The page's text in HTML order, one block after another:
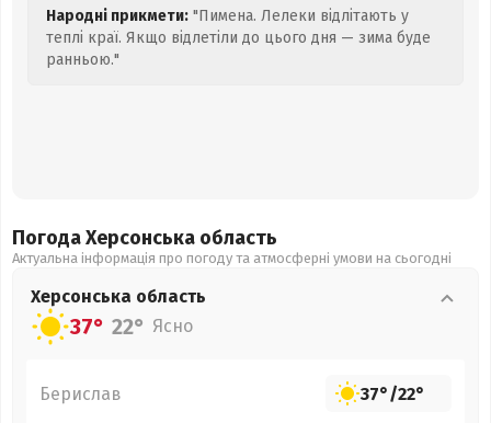
Народні прикмети: "Пимена. Лелеки відлітають у
теплі краї. Якщо відлетіли до цього дня — зима буде
ранньою."
Погода Херсонська область
Актуальна інформація про погоду та атмосферні умови на сьогодні
Херсонська область
37° 22° Ясно
Берислав 37°/22°